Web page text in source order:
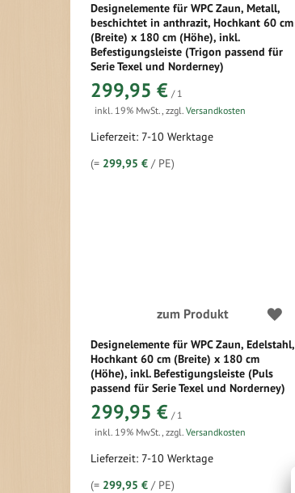
Designelemente für WPC Zaun, Metall,
beschichtet in anthrazit, Hochkant 60 cm
(Breite) x 180 cm (Höhe), inkl.
Befestigungsleiste (Trigon passend für
Serie Texel und Norderney)
299,95 € / 1
inkl. 19% MwSt., zzgl. Versandkosten
Lieferzeit: 7-10 Werktage
(= 299,95 € / PE)
zum Produkt
Designelemente für WPC Zaun, Edelstahl,
Hochkant 60 cm (Breite) x 180 cm
(Höhe), inkl. Befestigungsleiste (Puls
passend für Serie Texel und Norderney)
299,95 € / 1
inkl. 19% MwSt., zzgl. Versandkosten
Lieferzeit: 7-10 Werktage
(= 299,95 € / PE)